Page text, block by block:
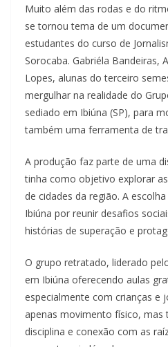
Muito além das rodas e do
se tornou tema de um
estudantes do curso de
Sorocaba. Gabriéla Bandeiras,
Lopes, alunas do terceiro
mergulhar na realidade do
sediado em Ibiúna (SP), para
também uma ferramenta de
A produção faz parte de uma
tinha como objetivo explorar
de cidades da região. A
Ibiúna por reunir desafios
histórias de superação e
O grupo retratado, liderado
em Ibiúna oferecendo aulas
especialmente com crianças e
apenas movimento físico,
disciplina e conexão com as